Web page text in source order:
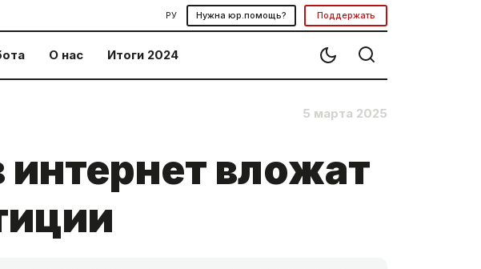
РУ Нужна юр.помощь? Поддержать
О нас Итоги 2024
5 марта 2025
вложат